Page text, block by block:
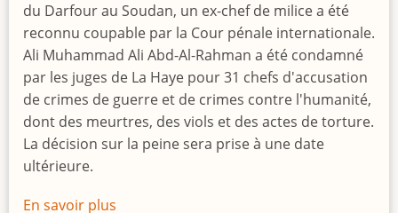
du Darfour au Soudan, un ex-chef de milice a été
reconnu coupable par la Cour pénale internationale.
Ali Muhammad Ali Abd-Al-Rahman a été condamné
par les juges de La Haye pour 31 chefs d'accusation
de crimes de guerre et de crimes contre l'humanité,
dont des meurtres, des viols et des actes de torture.
La décision sur la peine sera prise à une date
ultérieure.
En savoir plus